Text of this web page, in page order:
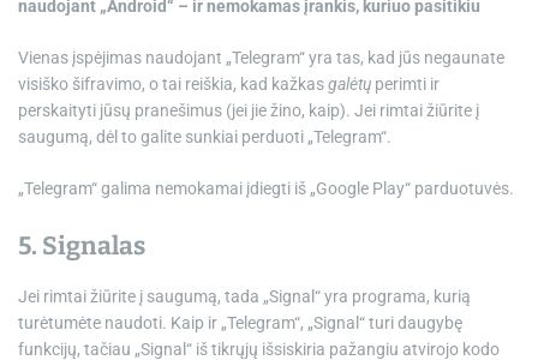
naudojant „Android“ – ir nemokamas įrankis, kuriuo pasitikiu
Vienas įspėjimas naudojant „Telegram“ yra tas, kad jūs negaunate
visiško šifravimo, o tai reiškia, kad kažkasgalėtų perimti ir
perskaityti jūsų pranešimus (jei jie žino, kaip). Jei rimtai žiūrite į
saugumą, dėl to galite sunkiai perduoti „Telegram“.
„Telegram“ galima nemokamai įdiegti iš „Google Play“ parduotuvės.
5. Signalas
Jei rimtai žiūrite į saugumą, tada „Signal“ yra programa, kurią
turėtumėte naudoti. Kaip ir „Telegram“, „Signal“ turi daugybę
funkcijų, tačiau „Signal“ iš tikrųjų išsiskiria pažangiu atvirojo kodo